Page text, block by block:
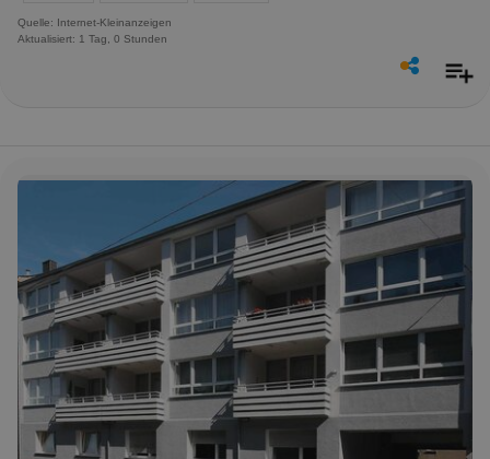
Quelle: Internet-Kleinanzeigen
Aktualisiert: 1 Tag, 0 Stunden